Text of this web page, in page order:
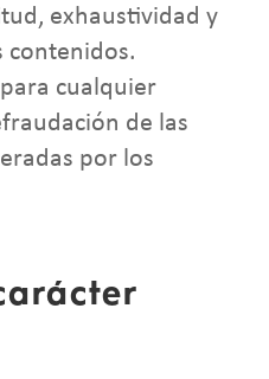
exhaustividad y
contenidos.
cualquier
de las
por los